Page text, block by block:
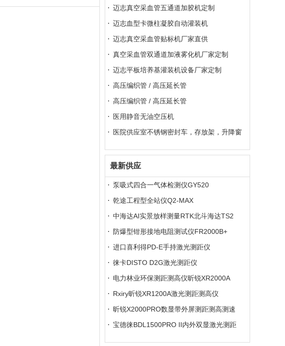
迈志真空采血管五通道加胶机定制
迈志血型卡微柱凝胶自动灌装机
迈志真空采血管贴标机厂家直供
真空采血管双通道加液雾化机厂家定制
迈志平板培养基灌装机设备厂家定制
高压编织管 / 高压延长管
高压编织管 / 高压延长管
医用静音无油空压机
医院供应室不锈钢密封车，存放架，升降窗
最新供应
泵吸式四合一气体检测仪GY520
乾途工程型全站仪Q2-MAX
中海达AI实景放样测量RTK北斗海达TS2
防爆型钳形接地电阻测试仪FR2000B+
进口喜利得PD-E手持激光测距仪
徕卡DISTO D2G激光测距仪
电力林业环保测距测高仪昕锐XR2000A
Rxiry昕锐XR1200A激光测距测高仪
昕锐X2000PRO数显带外屏测距测高测速
仪
宝德徕BDL1500PRO II内外双显激光测距